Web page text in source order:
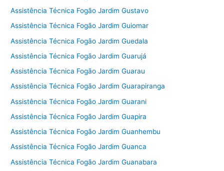
Assistência Técnica Fogão Jardim Gustavo
Assistência Técnica Fogão Jardim Guiomar
Assistência Técnica Fogão Jardim Guedala
Assistência Técnica Fogão Jardim Guarujá
Assistência Técnica Fogão Jardim Guarau
Assistência Técnica Fogão Jardim Guarapiranga
Assistência Técnica Fogão Jardim Guarani
Assistência Técnica Fogão Jardim Guapira
Assistência Técnica Fogão Jardim Guanhembu
Assistência Técnica Fogão Jardim Guanca
Assistência Técnica Fogão Jardim Guanabara